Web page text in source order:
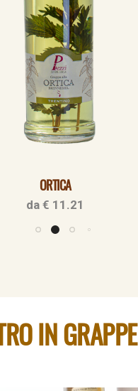
ACQUISTA
ORTICA
da € 11.21
IN GRAPPE